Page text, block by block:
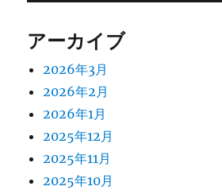
アーカイブ
2026年3月
2026年2月
2026年1月
2025年12月
2025年11月
2025年10月